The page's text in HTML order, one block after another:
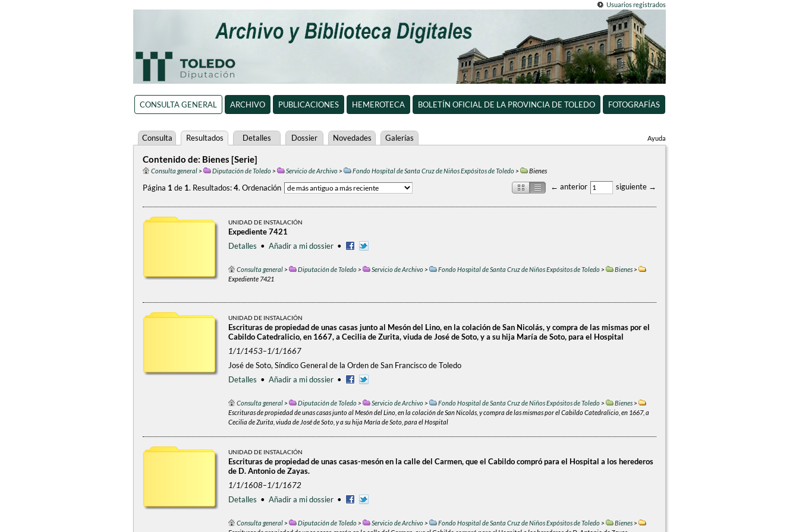
Usuarios registrados
CONSULTA GENERAL ARCHIVO PUBLICACIONES HEMEROTECA BOLETÍN OFICIAL DE LA PROVINCIA DE TOLEDO FOTOGRAFÍAS
Ayuda
Consulta Resultados Detalles Dossier Novedades Galerías
Contenido de: Bienes [Serie]
Consulta general> Diputación de Toledo> Servicio de Archivo> Fondo Hospital de Santa Cruz de Niños Expósitos de Toledo> Bienes
← anterior siguiente →
Página 1 de 1. Resultados:4. Ordenación
UNIDAD DE INSTALACIÓN
Expediente 7421
Detalles • Añadir a mi dossier •
Consulta general> Diputación de Toledo> Servicio de Archivo> Fondo Hospital de Santa Cruz de Niños Expósitos de Toledo> Bienes>
Expediente 7421
UNIDAD DE INSTALACIÓN
Escrituras de propiedad de unas casas junto al Mesón del Lino, en la colación de San Nicolás, y compra de las mismas por el
Cabildo Catedralicio, en 1667, a Cecilia de Zurita, viuda de José de Soto, y a su hija María de Soto, para el Hospital
1/1/1453–1/1/1667
José de Soto, Síndico General de la Orden de San Francisco de Toledo
Detalles • Añadir a mi dossier •
Consulta general> Diputación de Toledo> Servicio de Archivo> Fondo Hospital de Santa Cruz de Niños Expósitos de Toledo> Bienes>
Escrituras de propiedad de unas casas junto al Mesón del Lino, en la colación de San Nicolás, y compra de las mismas por el Cabildo Catedralicio, en 1667, a
Cecilia de Zurita, viuda de José de Soto, y a su hija María de Soto, para el Hospital
UNIDAD DE INSTALACIÓN
Escrituras de propiedad de unas casas-mesón en la calle del Carmen, que el Cabildo compró para el Hospital a los herederos
de D. Antonio de Zayas.
1/1/1608–1/1/1672
Detalles • Añadir a mi dossier •
Consulta general> Diputación de Toledo> Servicio de Archivo> Fondo Hospital de Santa Cruz de Niños Expósitos de Toledo> Bienes>